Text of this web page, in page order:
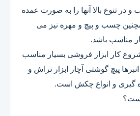
و در تنوع بالا آنها را به صورت عمده
چسب و پیچ و مهره نیز می
مناسب باشد.
کار ابزار فروشی بسیار مناسب
پیچ گوشتی آچار ابزار تراش و
گیری و انواع چکش است.